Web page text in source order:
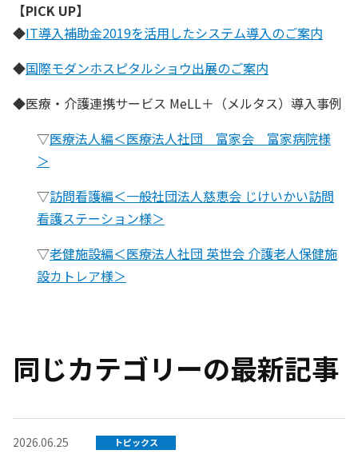
【PICK UP】
◆IT導入補助金2019を活用したシステム導入のご案内
◆国際モダンホスピタルショウ出展のご案内
◆医療・介護連携サービス MeLL＋（メルタス）導入事例
▽医療法人編＜医療法人社団 富家会 富家病院様
＞
▽訪問看護編＜一般社団法人慈恵会 じけいかい訪問
看護ステーション様＞
▽老健施設編＜医療法人社団 英世会 介護老人保健施
設カトレア様＞
同じカテゴリーの最新記事
2026.06.25 トピックス